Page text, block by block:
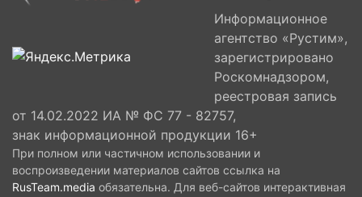
Информационное
агентство «Рустим»,
зарегистрировано
Роскомнадзором,
реестровая запись
от 14.02.2022 ИА № ФС 77 - 82757,
знак информационной продукции 16+
При полном или частичном использовании и
воспроизведении материалов сайтов ссылка на
RusTeam.media обязательна. Для веб-сайтов интерактивная